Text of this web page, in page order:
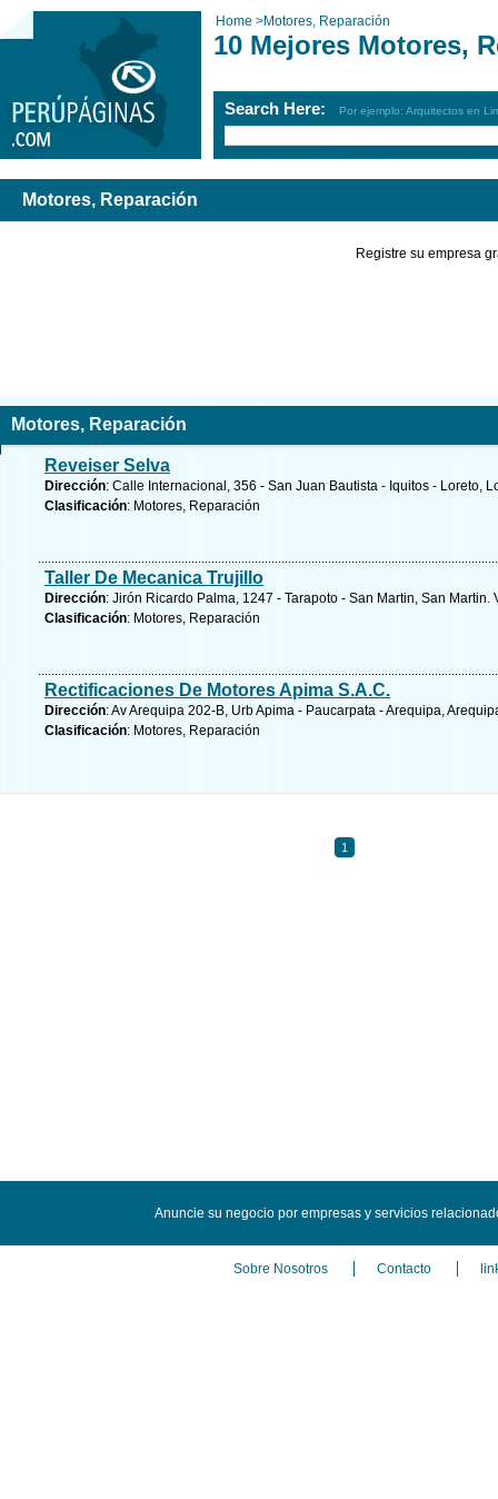
Home >Motores, Reparación
10 Mejores Motores,
Search Here: Por ejemplo: Arquitectos en
Motores, Reparación
Registre su empresa
Motores, Reparación
Reveiser Selva
Dirección: Calle Internacional, 356 - San Juan Bautista - Iquitos - Loreto,
Clasificación: Motores, Reparación
Taller De Mecanica Trujillo
Dirección: Jirón Ricardo Palma, 1247 - Tarapoto - San Martin, San Martin.
Clasificación: Motores, Reparación
Rectificaciones De Motores Apima S.A.C.
Dirección: Av Arequipa 202-B, Urb Apima - Paucarpata - Arequipa,
Clasificación: Motores, Reparación
1
Anuncie su negocio por empresas y servicios
Sobre Nosotros Contacto